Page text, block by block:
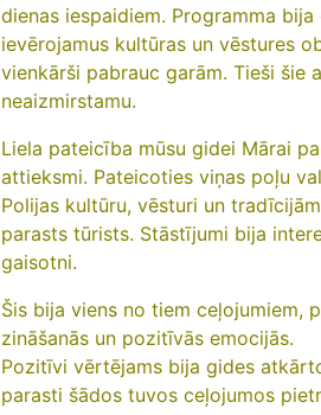
dienas iespaidiem. Programma
ievērojamus kultūras un vēstures
vienkārši pabrauc garām. Tieši šie
neaizmirstamu.
Liela pateicība mūsu gidei Mārai
attieksmi. Pateicoties viņas poļu
Polijas kultūru, vēsturi un
parasts tūrists. Stāstījumi bija
gaisotni.
Šis bija viens no tiem ceļojumiem,
zināšanās un pozitīvās emocijās.
Pozitīvi vērtējams bija gides
parasti šādos tuvos ceļojumos